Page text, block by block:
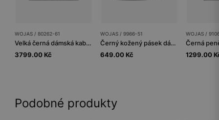
WOJAS / 80262-61
Velká černá dámská kabelka z velurové kůže
3799.00 Kč
WOJAS / 9966-51
Černý kožený pásek dámský se zlatou přezkou
649.00 Kč
WOJAS /
1299.00
Podobné produkty